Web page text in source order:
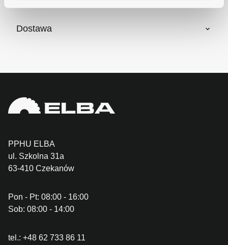
Dostawa
PPHU ELBA
ul. Szkolna 31a
63-410 Czekanów
Pon - Pt: 08:00 - 16:00
Sob: 08:00 - 14:00
tel.: +48 62 733 86 11